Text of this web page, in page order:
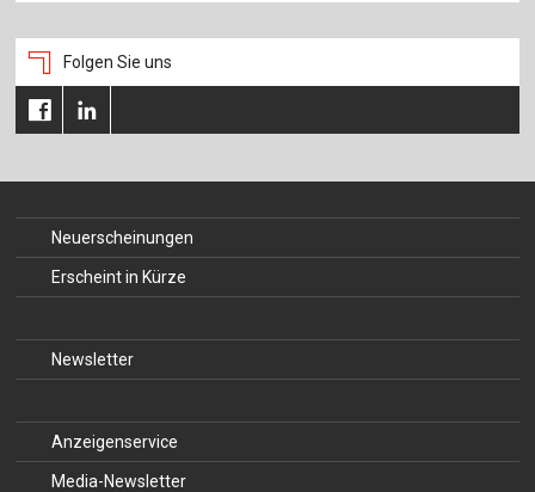
Folgen Sie uns
Neuerscheinungen
Erscheint in Kürze
Newsletter
Anzeigenservice
Media-Newsletter